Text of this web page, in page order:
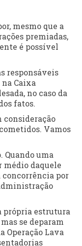
mesmo que a
premiadas,
é possível
responsáveis
Caixa
no caso da
fatos.
consideração
Vamos
Quando uma
médio daquele
concorrência por
própria estrutura
se deparam
Operação Lava